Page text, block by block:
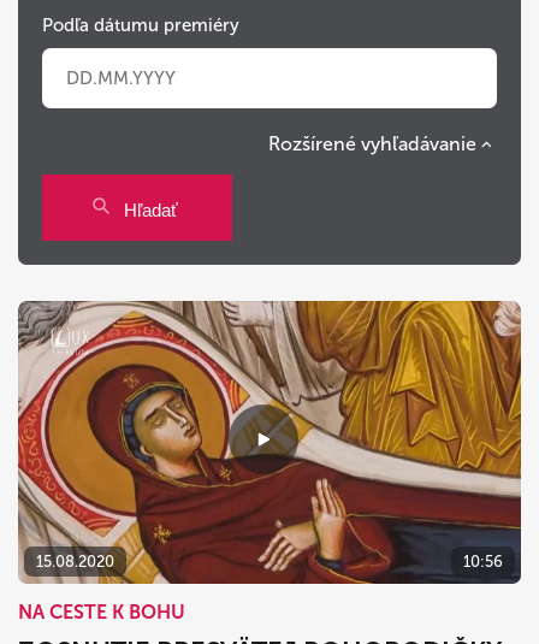
Podľa dátumu premiéry
Po Ut
27 28 29
10 11 12 13 14 15 16
17 18 19 20 21 22 23
24 25 26 27 28 29 30
1 2 3 4 5 6
dnes vymazať
Rozšírené vyhľadávanie
Hľadať
15.08.2020 10:56
NA CESTE K BOHU